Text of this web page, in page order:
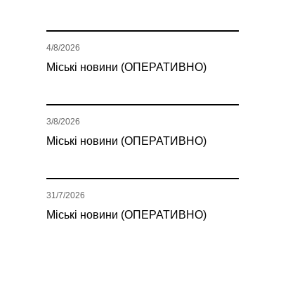
Міські новини (ОПЕРАТИВНО)
4/8/2026
Міські новини (ОПЕРАТИВНО)
3/8/2026
Міські новини (ОПЕРАТИВНО)
31/7/2026